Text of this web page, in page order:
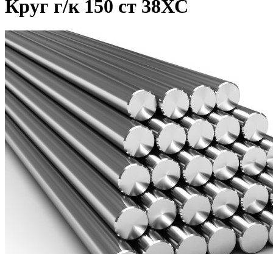
Круг г/к 150 ст 38ХС